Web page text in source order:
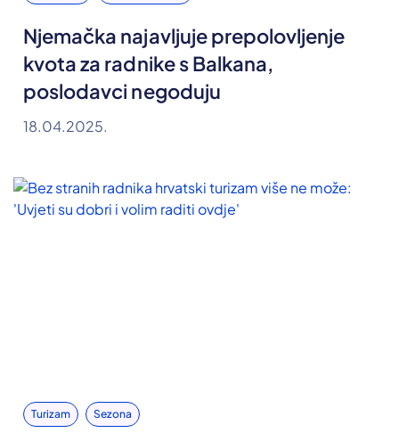
Njemačka najavljuje prepolovljenje
kvota za radnike s Balkana,
poslodavci negoduju
18.04.2025.
Turizam Sezona